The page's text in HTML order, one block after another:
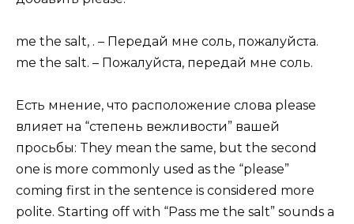
me the salt, . – Передай мне соль, пожалуйста.
me the salt. – Пожалуйста, передай мне соль.
Есть мнение, что расположение слова please
влияет на “степень вежливости” вашей
просьбы: They mean the same, but the second
one is more commonly used as the “please”
coming first in the sentence is considered more
polite. Starting off with “Pass me the salt” sounds a